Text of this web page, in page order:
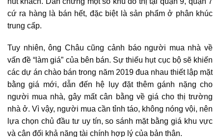
cứ ra hàng là bán hết, đặc biệt là sản phẩm ở phân khúc
trung cấp.
Tuy nhiên, ông Châu cũng cảnh báo người mua nhà về
vấn đề “làm giá” của bên bán. Sự thiếu hụt cục bộ sẽ khiến
các dự án chào bán trong năm 2019 đua nhau thiết lập mặt
bằng giá mới, dẫn đến hệ lụy đặt thêm gánh nặng cho
người mua nhà, gây mất cân bằng về giá cho thị trường
nhà ở. Vì vậy, người mua cần tỉnh táo, không nóng vội, nên
lựa chọn chủ đầu tư uy tín, so sánh mặt bằng giá khu vực
và cân đối khả năng tài chính hợp lý của bản thân.